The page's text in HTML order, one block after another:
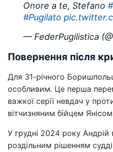
Onore a te, Stefano
#Pugilato
— FederPugilistica
Повернення після
Для 31-річного
особливим. Це перша
важкої серії невдач у
вітчизняним бійцем
У грудні 2024 року Андрій
роздільним рішенням